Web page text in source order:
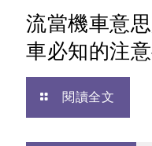
流當機車意
車必知的注
閱讀全文